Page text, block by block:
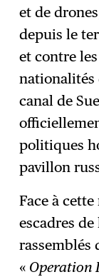
et de
depuis le
et contre
nationalités
canal de
politiques
pavillon
Face à
escadres de
rassemblés
« Operation